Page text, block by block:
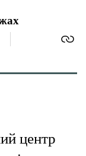
центр